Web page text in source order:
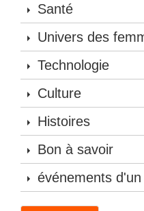
Santé
Univers des
Technologie
Culture
Histoires
Bon à savoir
événements